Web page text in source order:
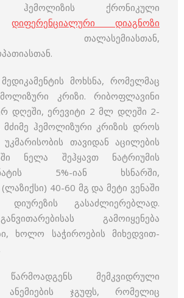
ჰემოლიზის ქრონიკული
დიფერენციალური დიაგნოზი
თალასემიასთან,
მოხსნა, რომელმაც
კრიზი. რიბოფლავინი
დღეში, ერევიტი 2 მლ დღეში 2-
მძიმე ჰემოლიზური კრიზის დროს
უკმარისობის თავიდან აცილების
ნელა შეჰყავთ ნატრიუმის
5%-იან ხსნარში,
40-60 მგ და მეტი ვენაში
დიურეზის გასაძლიერებლად.
გამოიყენება
ხოლო საჭიროების მიხედვით-
მემკვიდრული
ანემიების ჯგუფს, რომელიც